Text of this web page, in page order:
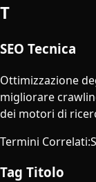
T
SEO Tecnica
Ottimizzazione
migliorare
dei motori di
Termini Correlati:
Tag Titolo